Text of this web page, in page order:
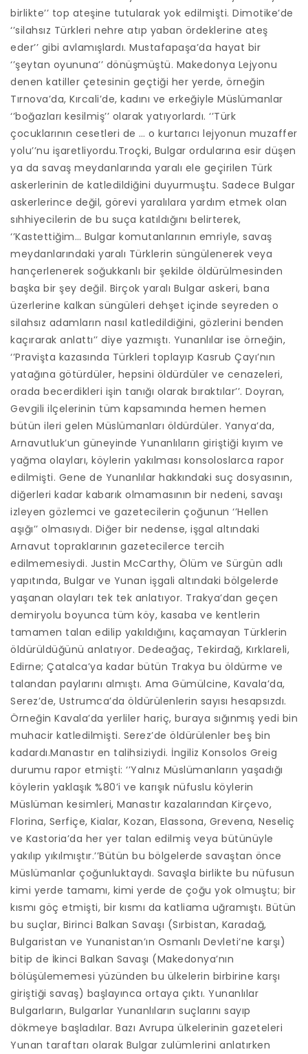
birlikte’’ top ateşine tutularak yok edilmişti. Dimotike’de
‘’silahsız Türkleri nehre atıp yaban ördeklerine ateş
eder’’ gibi avlamışlardı. Mustafapaşa’da hayat bir
‘’şeytan oyununa’’ dönüşmüştü. Makedonya Lejyonu
denen katiller çetesinin geçtiği her yerde, örneğin
Tırnova’da, Kırcali’de, kadını ve erkeğiyle Müslümanlar
‘’boğazları kesilmiş’’ olarak yatıyorlardı. ‘’Türk
çocuklarının cesetleri de … o kurtarıcı lejyonun muzaffer
yolu’’nu işaretliyordu.Troçki, Bulgar ordularına esir düşen
ya da savaş meydanlarında yaralı ele geçirilen Türk
askerlerinin de katledildiğini duyurmuştu. Sadece Bulgar
askerlerince değil, görevi yaralılara yardım etmek olan
sıhhiyecilerin de bu suça katıldığını belirterek,
‘’Kastettiğim… Bulgar komutanlarının emriyle, savaş
meydanlarındaki yaralı Türklerin süngülenerek veya
hançerlenerek soğukkanlı bir şekilde öldürülmesinden
başka bir şey değil. Birçok yaralı Bulgar askeri, bana
üzerlerine kalkan süngüleri dehşet içinde seyreden o
silahsız adamların nasıl katledildiğini, gözlerini benden
kaçırarak anlattı’’ diye yazmıştı. Yunanlılar ise örneğin,
‘’Pravişta kazasında Türkleri toplayıp Kasrub Çayı’nın
yatağına götürdüler, hepsini öldürdüler ve cenazeleri,
orada becerdikleri işin tanığı olarak bıraktılar’’. Doyran,
Gevgili ilçelerinin tüm kapsamında hemen hemen
bütün ileri gelen Müslümanları öldürdüler. Yanya’da,
Arnavutluk’un güneyinde Yunanlıların giriştiği kıyım ve
yağma olayları, köylerin yakılması konsoloslarca rapor
edilmişti. Gene de Yunanlılar hakkındaki suç dosyasının,
diğerleri kadar kabarık olmamasının bir nedeni, savaşı
izleyen gözlemci ve gazetecilerin çoğunun ‘’Hellen
aşığı’’ olmasıydı. Diğer bir nedense, işgal altındaki
Arnavut topraklarının gazetecilerce tercih
edilmemesiydi. Justin McCarthy, Ölüm ve Sürgün adlı
yapıtında, Bulgar ve Yunan işgali altındaki bölgelerde
yaşanan olayları tek tek anlatıyor. Trakya’dan geçen
demiryolu boyunca tüm köy, kasaba ve kentlerin
tamamen talan edilip yakıldığını, kaçamayan Türklerin
öldürüldüğünü anlatıyor. Dedeağaç, Tekirdağ, Kırklareli,
Edirne; Çatalca’ya kadar bütün Trakya bu öldürme ve
talandan paylarını almıştı. Ama Gümülcine, Kavala’da,
Serez’de, Ustrumca’da öldürülenlerin sayısı hesapsızdı.
Örneğin Kavala’da yerliler hariç, buraya sığınmış yedi bin
muhacir katledilmişti. Serez’de öldürülenler beş bin
kadardı.Manastır en talihsiziydi. İngiliz Konsolos Greig
durumu rapor etmişti: ‘’Yalnız Müslümanların yaşadığı
köylerin yaklaşık %80’i ve karışık nüfuslu köylerin
Müslüman kesimleri, Manastır kazalarından Kirçevo,
Florina, Serfiçe, Kialar, Kozan, Elassona, Grevena, Neseliç
ve Kastoria’da her yer talan edilmiş veya bütünüyle
yakılıp yıkılmıştır.’’Bütün bu bölgelerde savaştan önce
Müslümanlar çoğunluktaydı. Savaşla birlikte bu nüfusun
kimi yerde tamamı, kimi yerde de çoğu yok olmuştu; bir
kısmı göç etmişti, bir kısmı da katliama uğramıştı. Bütün
bu suçlar, Birinci Balkan Savaşı (Sırbistan, Karadağ,
Bulgaristan ve Yunanistan’ın Osmanlı Devleti’ne karşı)
bitip de İkinci Balkan Savaşı (Makedonya’nın
bölüşülememesi yüzünden bu ülkelerin birbirine karşı
giriştiği savaş) başlayınca ortaya çıktı. Yunanlılar
Bulgarların, Bulgarlar Yunanlıların suçlarını sayıp
dökmeye başladılar. Bazı Avrupa ülkelerinin gazeteleri
Yunan taraftarı olarak Bulgar zulümlerini anlatırken